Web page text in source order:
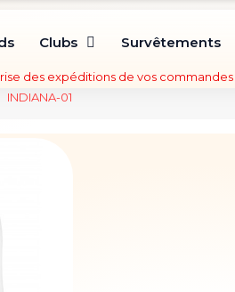
Clubs Survêtements
des expéditions de vos
INDIANA-01